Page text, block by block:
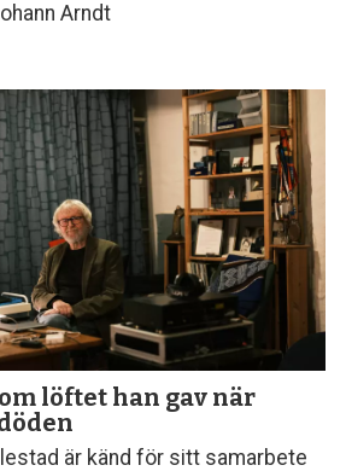
Arndt
löftet han gav när
är känd för sitt samarbete